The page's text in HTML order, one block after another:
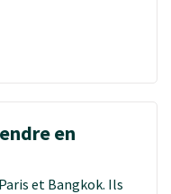
en
et Bangkok. Ils